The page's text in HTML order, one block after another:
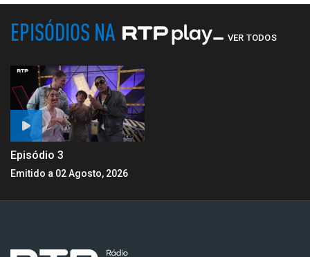
EPISÓDIOS NA VER TODOS
Episódio 3
Emitido a 02 Agosto, 2026